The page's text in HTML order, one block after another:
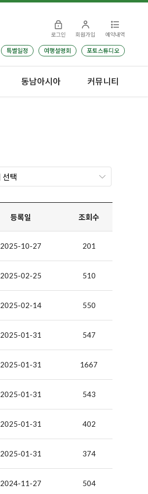
로그인 회원가입 예약내역
특별일정 여행설명회 포토스튜디오
동남아시아 커뮤니티
등록일 조회수
2025-10-27 201
2025-02-25 510
2025-02-14 550
2025-01-31 547
2025-01-31 1667
2025-01-31 543
2025-01-31 402
2025-01-31 374
2024-11-27 504